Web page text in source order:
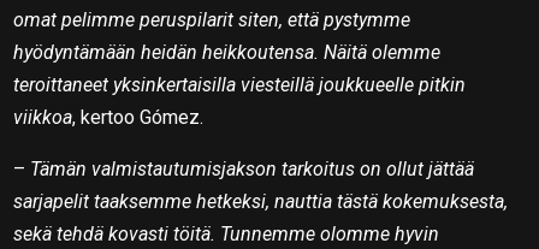
omat pelimme peruspilarit siten, että pystymme
hyödyntämään heidän heikkoutensa. Näitä olemme
teroittaneet yksinkertaisilla viesteillä joukkueelle pitkin
viikkoa, kertoo Gómez.
– Tämän valmistautumisjakson tarkoitus on ollut jättää
sarjapelit taaksemme hetkeksi, nauttia tästä kokemuksesta,
sekä tehdä kovasti töitä. Tunnemme olomme hyvin